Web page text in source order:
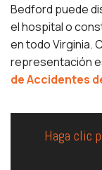
Bedford puede
el hospital o
en todo Virginia.
representación
de Accidentes
Haga clic